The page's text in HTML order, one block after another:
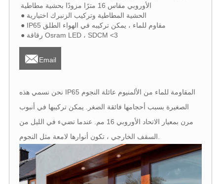
الأوروبي مقاس 16 مترًا مزودًا بحشية مطاطية
● الحشية المطاطية وتركيب الزنبرك اختيارية
● IP65 مقاوم للماء ، يمكن تركيبه في الهواء الطلق
● رقاقة Osram LED ، SDCM <3
Email
نحن نسمي هذه IP65 المقاومة للماء من الألمنيوم عائلة النجوم
الصغيرة بسبب أحجامها فائقة الصغر. يمكن تركيبها في أنبوب
مرن بمعيار الاتحاد الأوروبي 16 مم. عندما تضيء في الليل من